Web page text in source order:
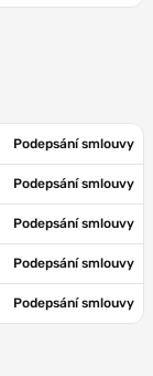
Podepsání smlouvy
Podepsání smlouvy
Podepsání smlouvy
Podepsání smlouvy
Podepsání smlouvy